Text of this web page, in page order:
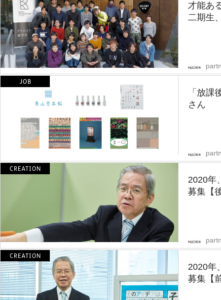
才能あ
二期生
「放課
さん
2020年
募集【
2020年
募集【